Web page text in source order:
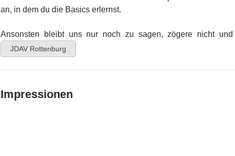
an, in dem du die Basics erlernst.
Ansonsten bleibt uns nur noch zu sagen, zögere nicht
JDAV Rottenburg
Impressionen